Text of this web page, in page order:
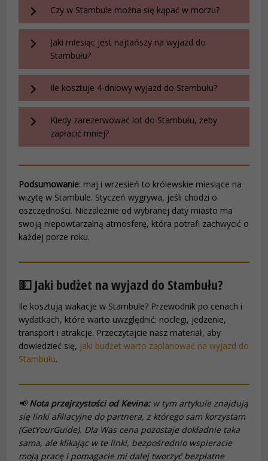
Czy w Stambule można się kąpać w morzu?
Jaki miesiąc jest najtańszy na wyjazd do
Stambułu?
Ile kosztuje 4-dniowy wyjazd do Stambułu?
Kiedy zarezerwować lot do Stambułu, żeby
zapłacić mniej?
Podsumowanie: maj i wrzesień to królewskie miesiące na
wizytę w Stambule. Styczeń wygrywa, jeśli chodzi o
oszczędności. Niezależnie od wybranej daty miasto ma
swoją niepowtarzalną atmosferę, która potrafi zachwycić o
każdej porze roku.
💵 Jaki budżet na wyjazd do Stambułu?
Ile kosztują wakacje w Stambule? Przewodnik po cenach i
wydatkach, które warto uwzględnić: noclegi, jedzenie,
transport i atrakcje. Przeczytajcie nasz materiał, aby
dowiedzieć się, jaki budżet warto zaplanować na wyjazd do
Stambułu.
📢Nota przejrzystości od Kevina:w tym artykule znajdują
się linki afiliacyjne do partnera, z którego sam korzystam
(GetYourGuide). Dla Was cena pozostaje dokładnie taka
sama, ale klikając w te linki, bezpośrednio wspieracie
moją pracę i pomagacie mi dalej tworzyć bezpłatne